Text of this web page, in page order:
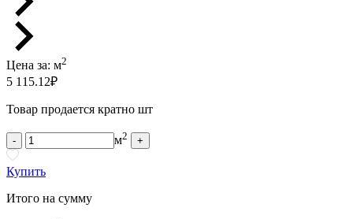
Цена за: м2
5 115.12₽
Товар продается кратно шт
- м2 +
Купить
Итого на сумму